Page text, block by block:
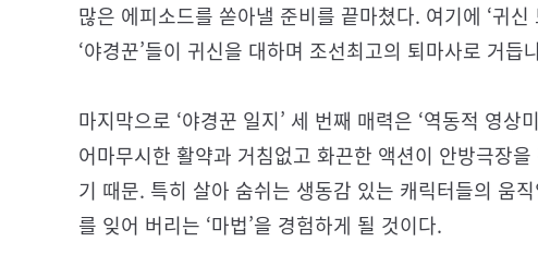
많은 에피소드를 쏟아낼 준비를 끝마쳤다. 여기에 ‘귀
‘야경꾼’들이 귀신을 대하며 조선최고의 퇴마사로 거
마지막으로 ‘야경꾼 일지’ 세 번째 매력은 ‘역동적 영상
어마무시한 활약과 거침없고 화끈한 액션이 안방극장
기 때문. 특히 살아 숨쉬는 생동감 있는 캐릭터들의 움
를 잊어 버리는 ‘마법’을 경험하게 될 것이다.